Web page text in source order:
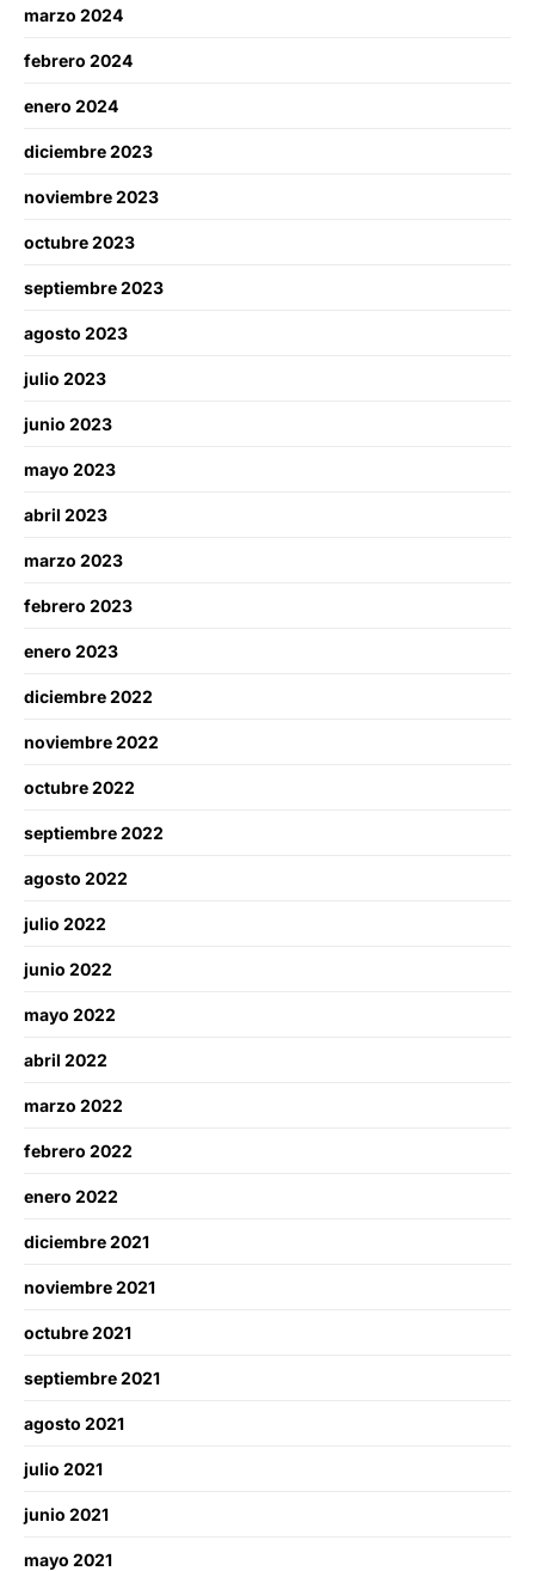
marzo 2024
febrero 2024
enero 2024
diciembre 2023
noviembre 2023
octubre 2023
septiembre 2023
agosto 2023
julio 2023
junio 2023
mayo 2023
abril 2023
marzo 2023
febrero 2023
enero 2023
diciembre 2022
noviembre 2022
octubre 2022
septiembre 2022
agosto 2022
julio 2022
junio 2022
mayo 2022
abril 2022
marzo 2022
febrero 2022
enero 2022
diciembre 2021
noviembre 2021
octubre 2021
septiembre 2021
agosto 2021
julio 2021
junio 2021
mayo 2021